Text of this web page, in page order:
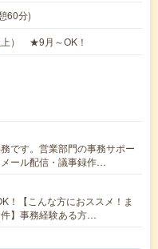
60分)
上） ★9月～OK！
です。営業部門の事務サポー
ール配信・議事録作…
！【こんな方におススメ！ま
】事務経験ある方…